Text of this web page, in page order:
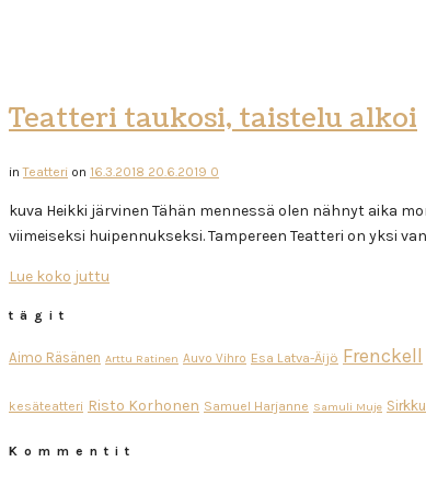
Teatteri taukosi, taistelu alkoi
inTeatteri on 16.3.2018 20.6.2019 0
kuva Heikki järvinen Tähän mennessä olen nähnyt aika
viimeiseksi huipennukseksi. Tampereen Teatteri on yksi
Lue koko juttu
tägit
Aimo Räsänen Arttu Ratinen Auvo Vihro Esa Latva-Äijö Frenckell
kesäteatteri Risto Korhonen Samuel Harjanne Samuli Muje
Kommentit